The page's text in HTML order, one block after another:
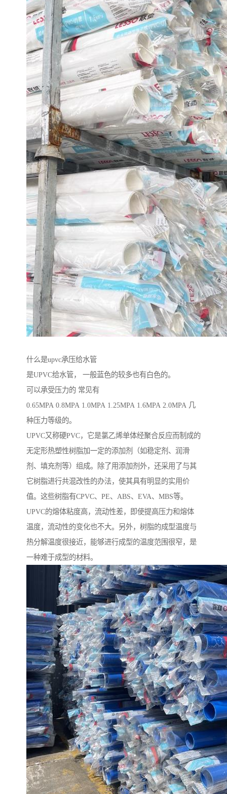
什么是upvc承压给水管
是UPVC给水管， 一般蓝色的较多也有白色的。
可以承受压力的 常见有
0.65MPA 0.8MPA 1.0MPA 1.25MPA 1.6MPA 2.0MPA 几
种压力等级的。
UPVC又称硬PVC，它是氯乙烯单体经聚合反应而制成的
无定形热塑性树脂加一定的添加剂（如稳定剂、润滑
剂、填充剂等）组成。除了用添加剂外，还采用了与其
它树脂进行共混改性的办法，使其具有明显的实用价
值。这些树脂有CPVC、PE、ABS、EVA、MBS等。
UPVC的熔体粘度高，流动性差，即使提高压力和熔体
温度，流动性的变化也不大。另外，树脂的成型温度与
热分解温度很接近，能够进行成型的温度范围很窄，是
一种难于成型的材料。